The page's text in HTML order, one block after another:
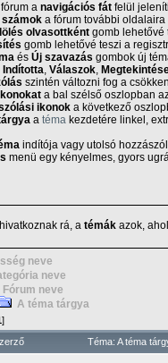
a navigációs fátfelül
a fórum további oldalaira
olvasottkéntgomb lehetővé
gomb lehetővé teszi a
és Új szavazás gombok új
Indította, Válaszok,
szintén változni fog a
a bal szélső oszlopban
ikonoka következő
a témakezdetére linkel,
indítója vagy utolsó
menü egy kényelmes, gyors
rá, a témákazok,
neve
neve
Fórum neve
A téma tárgya
]
Téma: A téma